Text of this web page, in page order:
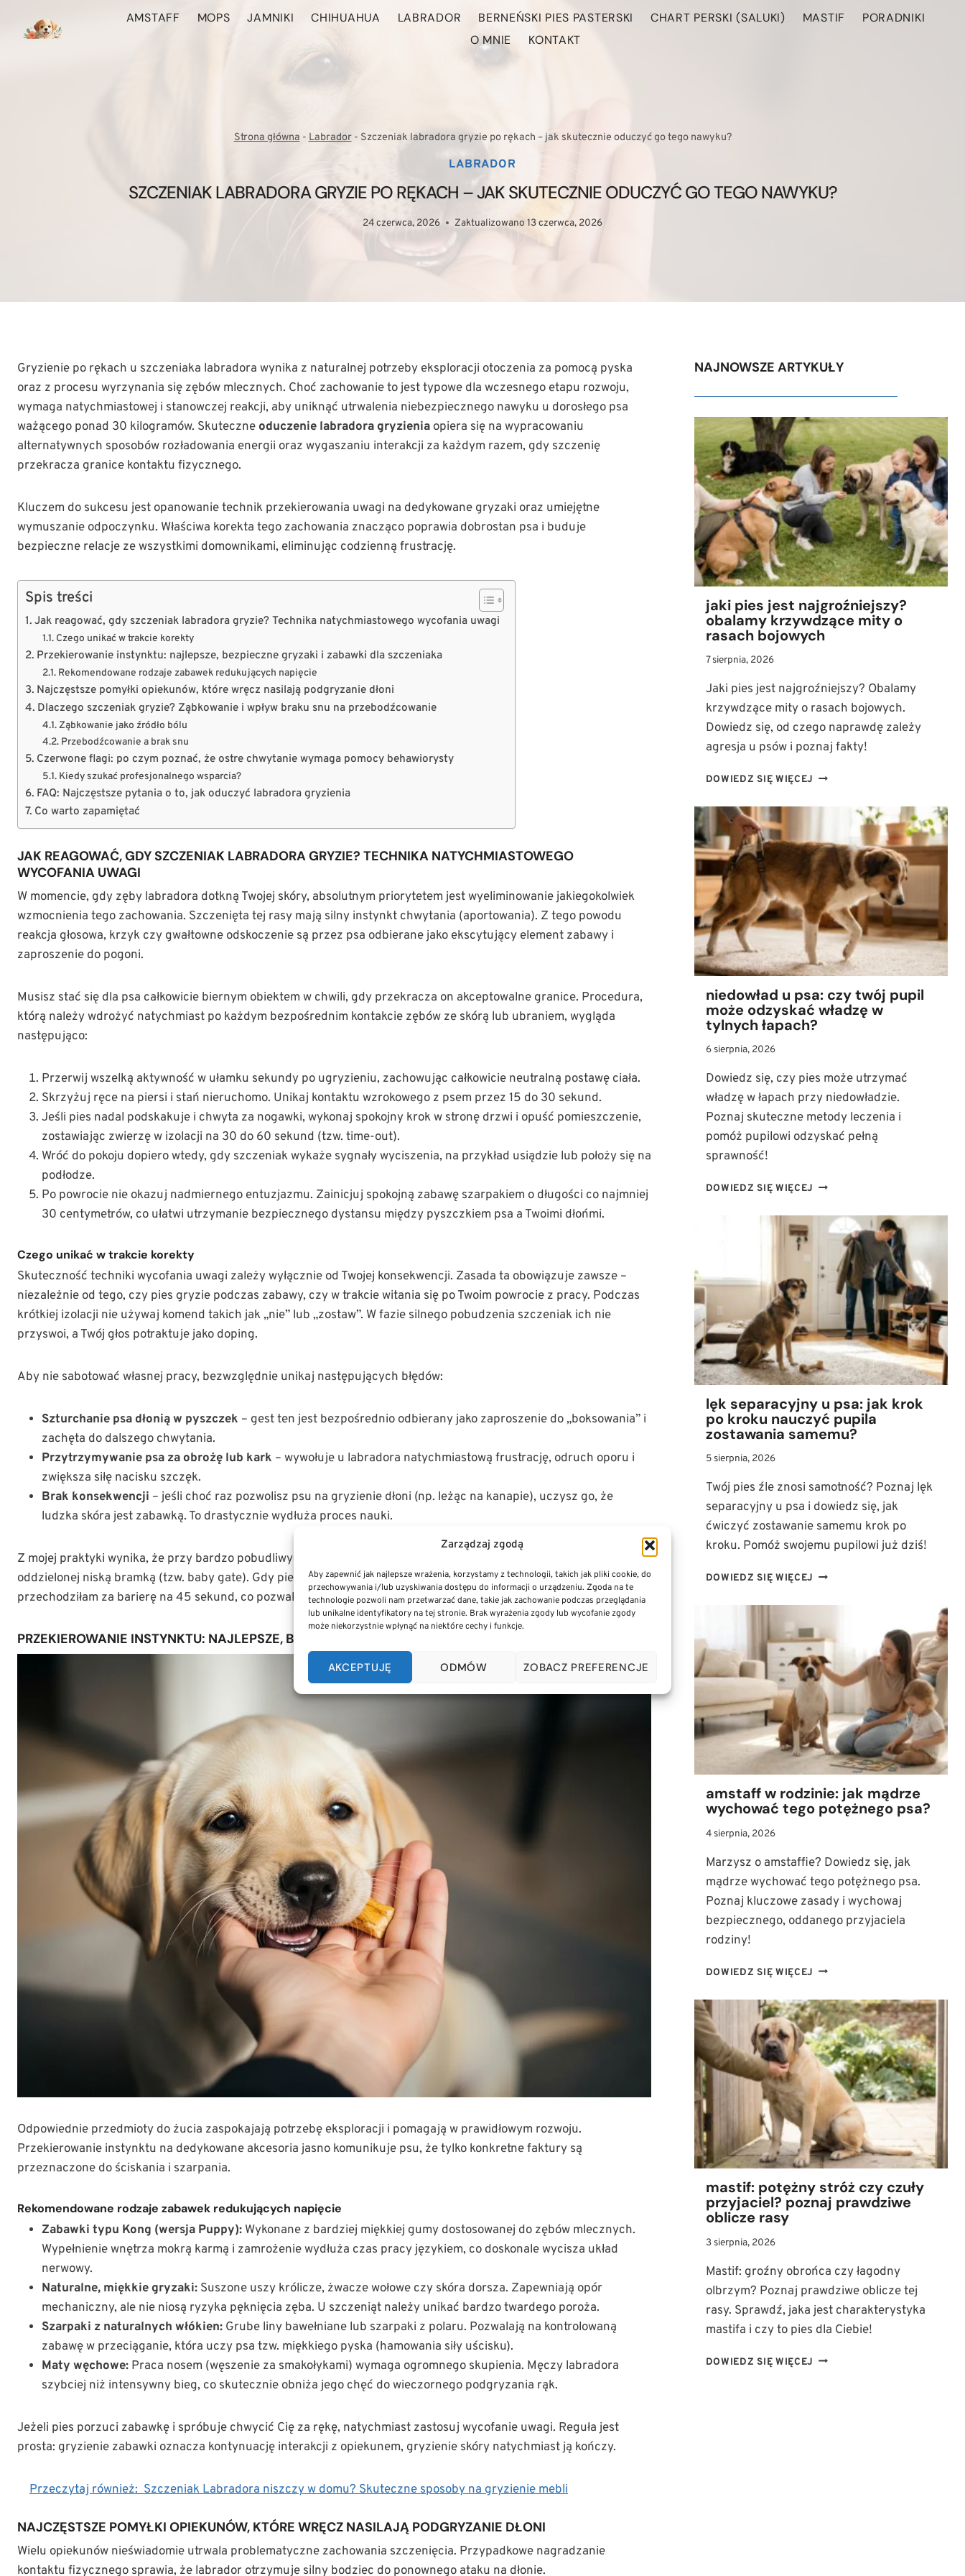
Zarządzaj zgodą
Aby zapewnić jak najlepsze wrażenia, korzystamy z technologii, takich jak pliki cookie, do
przechowywania i/lub uzyskiwania dostępu do informacji o urządzeniu. Zgoda na te
technologie pozwoli nam przetwarzać dane, takie jak zachowanie podczas przeglądania
lub unikalne identyfikatory na tej stronie. Brak wyrażenia zgody lub wycofanie zgody
może niekorzystnie wpłynąć na niektóre cechy i funkcje.
AKCEPTUJĘ ODMÓW ZOBACZ PREFERENCJE
AMSTAFF MOPS JAMNIKI CHIHUAHUA LABRADOR BERNEŃSKI PIES PASTERSKI CHART PERSKI (SALUKI) MASTIF
PORADNIKI
O MNIE
KONTAKT
Strona główna-Labrador- Szczeniak labradora gryzie po rękach – jak skutecznie oduczyć go tego nawyku?
LABRADOR
SZCZENIAK LABRADORA GRYZIE PO RĘKACH – JAK SKUTECZNIE ODUCZYĆ GO TEGO NAWYKU?
24 czerwca, 2026 Zaktualizowano 13 czerwca, 2026
Gryzienie po rękach u szczeniaka labradora wynika z naturalnej potrzeby eksploracji otoczenia za pomocą pyska
oraz z procesu wyrzynania się zębów mlecznych. Choć zachowanie to jest typowe dla wczesnego etapu rozwoju,
wymaga natychmiastowej i stanowczej reakcji, aby uniknąć utrwalenia niebezpiecznego nawyku u dorosłego psa
ważącego ponad 30 kilogramów. Skuteczne oduczenie labradora gryzienia opiera się na wypracowaniu
alternatywnych sposobów rozładowania energii oraz wygaszaniu interakcji za każdym razem, gdy szczenię
przekracza granice kontaktu fizycznego.
Kluczem do sukcesu jest opanowanie technik przekierowania uwagi na dedykowane gryzaki oraz umiejętne
wymuszanie odpoczynku. Właściwa korekta tego zachowania znacząco poprawia dobrostan psa i buduje
bezpieczne relacje ze wszystkimi domownikami, eliminując codzienną frustrację.
Spis treści
Jak reagować, gdy szczeniak labradora gryzie? Technika natychmiastowego wycofania uwagi
Czego unikać w trakcie korekty
Przekierowanie instynktu: najlepsze, bezpieczne gryzaki i zabawki dla szczeniaka
Rekomendowane rodzaje zabawek redukujących napięcie
Najczęstsze pomyłki opiekunów, które wręcz nasilają podgryzanie dłoni
Dlaczego szczeniak gryzie? Ząbkowanie i wpływ braku snu na przebodźcowanie
Ząbkowanie jako źródło bólu
Przebodźcowanie a brak snu
Czerwone flagi: po czym poznać, że ostre chwytanie wymaga pomocy behawiorysty
Kiedy szukać profesjonalnego wsparcia?
FAQ: Najczęstsze pytania o to, jak oduczyć labradora gryzienia
Co warto zapamiętać
JAK REAGOWAĆ, GDY SZCZENIAK LABRADORA GRYZIE? TECHNIKA NATYCHMIASTOWEGO
WYCOFANIA UWAGI
W momencie, gdy zęby labradora dotkną Twojej skóry, absolutnym priorytetem jest wyeliminowanie jakiegokolwiek
wzmocnienia tego zachowania. Szczenięta tej rasy mają silny instynkt chwytania (aportowania). Z tego powodu
reakcja głosowa, krzyk czy gwałtowne odskoczenie są przez psa odbierane jako ekscytujący element zabawy i
zaproszenie do pogoni.
Musisz stać się dla psa całkowicie biernym obiektem w chwili, gdy przekracza on akceptowalne granice. Procedura,
którą należy wdrożyć natychmiast po każdym bezpośrednim kontakcie zębów ze skórą lub ubraniem, wygląda
następująco:
Przerwij wszelką aktywność w ułamku sekundy po ugryzieniu, zachowując całkowicie neutralną postawę ciała.
Skrzyżuj ręce na piersi i stań nieruchomo. Unikaj kontaktu wzrokowego z psem przez 15 do 30 sekund.
Jeśli pies nadal podskakuje i chwyta za nogawki, wykonaj spokojny krok w stronę drzwi i opuść pomieszczenie,
zostawiając zwierzę w izolacji na 30 do 60 sekund (tzw. time-out).
Wróć do pokoju dopiero wtedy, gdy szczeniak wykaże sygnały wyciszenia, na przykład usiądzie lub położy się na
podłodze.
Po powrocie nie okazuj nadmiernego entuzjazmu. Zainicjuj spokojną zabawę szarpakiem o długości co najmniej
30 centymetrów, co ułatwi utrzymanie bezpiecznego dystansu między pyszczkiem psa a Twoimi dłońmi.
Czego unikać w trakcie korekty
Skuteczność techniki wycofania uwagi zależy wyłącznie od Twojej konsekwencji. Zasada ta obowiązuje zawsze –
niezależnie od tego, czy pies gryzie podczas zabawy, czy w trakcie witania się po Twoim powrocie z pracy. Podczas
krótkiej izolacji nie używaj komend takich jak „nie” lub „zostaw”. W fazie silnego pobudzenia szczeniak ich nie
przyswoi, a Twój głos potraktuje jako doping.
Aby nie sabotować własnej pracy, bezwzględnie unikaj następujących błędów:
Szturchanie psa dłonią w pyszczek – gest ten jest bezpośrednio odbierany jako zaproszenie do „boksowania” i
zachęta do dalszego chwytania.
Przytrzymywanie psa za obrożę lub kark – wywołuje u labradora natychmiastową frustrację, odruch oporu i
zwiększa siłę nacisku szczęk.
Brak konsekwencji – jeśli choć raz pozwolisz psu na gryzienie dłoni (np. leżąc na kanapie), uczysz go, że
ludzka skóra jest zabawką. To drastycznie wydłuża proces nauki.
Z mojej praktyki wynika, że przy bardzo pobudliwych szczeniakach najskuteczniejsze jest wprowadzenie strefy
oddzielonej niską bramką (tzw. baby gate). Gdy pies stawał się zbyt nachalny i atakował łydki, po prostu
przechodziłam za barierę na 45 sekund, co pozwalało psu szybko i bezpiecznie opaść z emocji.
PRZEKIEROWANIE INSTYNKTU: NAJLEPSZE, BEZPIECZNE GRYZAKI I ZABAWKI DLA SZCZENIAKA
Odpowiednie przedmioty do żucia zaspokajają potrzebę eksploracji i pomagają w prawidłowym rozwoju.
Przekierowanie instynktu na dedykowane akcesoria jasno komunikuje psu, że tylko konkretne faktury są
przeznaczone do ściskania i szarpania.
Rekomendowane rodzaje zabawek redukujących napięcie
Zabawki typu Kong (wersja Puppy): Wykonane z bardziej miękkiej gumy dostosowanej do zębów mlecznych.
Wypełnienie wnętrza mokrą karmą i zamrożenie wydłuża czas pracy językiem, co doskonale wycisza układ
nerwowy.
Naturalne, miękkie gryzaki: Suszone uszy królicze, żwacze wołowe czy skóra dorsza. Zapewniają opór
mechaniczny, ale nie niosą ryzyka pęknięcia zęba. U szczeniąt należy unikać bardzo twardego poroża.
Szarpaki z naturalnych włókien: Grube liny bawełniane lub szarpaki z polaru. Pozwalają na kontrolowaną
zabawę w przeciąganie, która uczy psa tzw. miękkiego pyska (hamowania siły uścisku).
Maty węchowe: Praca nosem (węszenie za smakołykami) wymaga ogromnego skupienia. Męczy labradora
szybciej niż intensywny bieg, co skutecznie obniża jego chęć do wieczornego podgryzania rąk.
Jeżeli pies porzuci zabawkę i spróbuje chwycić Cię za rękę, natychmiast zastosuj wycofanie uwagi. Reguła jest
prosta: gryzienie zabawki oznacza kontynuację interakcji z opiekunem, gryzienie skóry natychmiast ją kończy.
Przeczytaj również: Szczeniak Labradora niszczy w domu? Skuteczne sposoby na gryzienie mebli
NAJCZĘSTSZE POMYŁKI OPIEKUNÓW, KTÓRE WRĘCZ NASILAJĄ PODGRYZANIE DŁONI
Wielu opiekunów nieświadomie utrwala problematyczne zachowania szczenięcia. Przypadkowe nagradzanie
kontaktu fizycznego sprawia, że labrador otrzymuje silny bodziec do ponownego ataku na dłonie.
NAJNOWSZE ARTYKUŁY
jaki pies jest najgroźniejszy?
obalamy krzywdzące mity o
rasach bojowych
7 sierpnia, 2026
Jaki pies jest najgroźniejszy? Obalamy
krzywdzące mity o rasach bojowych.
Dowiedz się, od czego naprawdę zależy
agresja u psów i poznaj fakty!
DOWIEDZ SIĘ WIĘCEJ JAKI
JEST
NAJGROŹNIEJSZY?
OBALAMY
KRZYWDZĄCE
MITY
O
RASACH
BOJOWYCH
niedowład u psa: czy twój pupil
może odzyskać władzę w
tylnych łapach?
6 sierpnia, 2026
Dowiedz się, czy pies może utrzymać
władzę w łapach przy niedowładzie.
Poznaj skuteczne metody leczenia i
pomóż pupilowi odzyskać pełną
sprawność!
DOWIEDZ SIĘ WIĘCEJ NIEDOWŁAD
PSA:
CZY
PUPIL
MOŻE
ODZYSKAĆ
WŁADZĘ
TYLNYCH
ŁAPACH?
lęk separacyjny u psa: jak krok
po kroku nauczyć pupila
zostawania samemu?
5 sierpnia, 2026
Twój pies źle znosi samotność? Poznaj lęk
separacyjny u psa i dowiedz się, jak
ćwiczyć zostawanie samemu krok po
kroku. Pomóż swojemu pupilowi już dziś!
DOWIEDZ SIĘ WIĘCEJ LĘK
U
JAK
PO
KROKU
NAUCZYĆ
PUPILA
ZOSTAWANIA
SAMEMU?
amstaff w rodzinie: jak mądrze
wychować tego potężnego psa?
4 sierpnia, 2026
Marzysz o amstaffie? Dowiedz się, jak
mądrze wychować tego potężnego psa.
Poznaj kluczowe zasady i wychowaj
bezpiecznego, oddanego przyjaciela
rodziny!
DOWIEDZ SIĘ WIĘCEJ AMSTAFF
RODZINIE:
JAK
MĄDRZE
WYCHOWAĆ
TEGO
POTĘŻNEGO
PSA?
mastif: potężny stróż czy czuły
przyjaciel? poznaj prawdziwe
oblicze rasy
3 sierpnia, 2026
Mastif: groźny obrońca czy łagodny
olbrzym? Poznaj prawdziwe oblicze tej
rasy. Sprawdź, jaka jest charakterystyka
mastifa i czy to pies dla Ciebie!
DOWIEDZ SIĘ WIĘCEJ MASTIF: